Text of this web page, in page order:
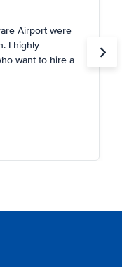
Airport were
I highly
want to hire a